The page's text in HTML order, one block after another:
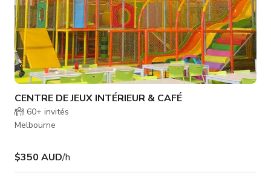
CENTRE DE JEUX INTÉRIEUR & CAFÉ
60+ invités
Melbourne
$350 AUD/h